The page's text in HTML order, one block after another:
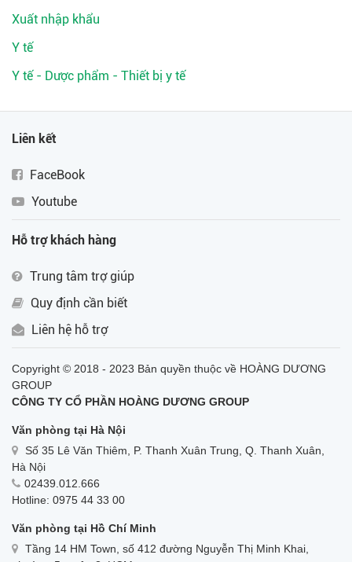
Xuất nhập khẩu
Y tế
Y tế - Dược phẩm - Thiết bị y tế
Liên kết
FaceBook
Youtube
Hỗ trợ khách hàng
Trung tâm trợ giúp
Quy định cần biết
Liên hệ hỗ trợ
Copyright © 2018 - 2023 Bản quyền thuộc về HOÀNG DƯƠNG
GROUP
CÔNG TY CỔ PHẦN HOÀNG DƯƠNG GROUP
Văn phòng tại Hà Nội
Số 35 Lê Văn Thiêm, P. Thanh Xuân Trung, Q. Thanh Xuân,
Hà Nội
02439.012.666
Hotline: 0975 44 33 00
Văn phòng tại Hồ Chí Minh
Tầng 14 HM Town, số 412 đường Nguyễn Thị Minh Khai,